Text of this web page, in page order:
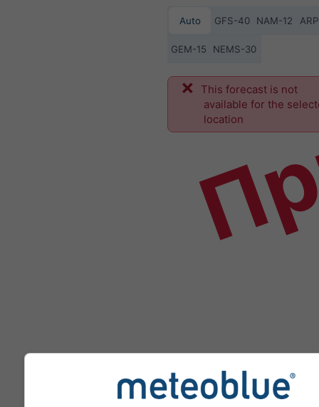
Auto GFS-40 NAM-12
GEM-15 NEMS-30
This forecast is not
available for the
location